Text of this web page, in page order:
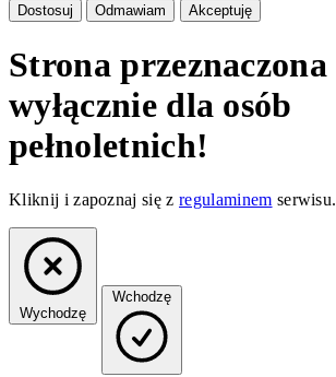
Dostosuj Odmawiam Akceptuję
Strona przeznaczona
wyłącznie dla osób
pełnoletnich!
Kliknij i zapoznaj się zregulaminem serwisu.
Wychodzę
Wchodzę